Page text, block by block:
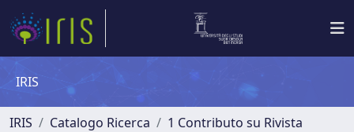
IRIS
IRIS Catalogo Ricerca
1 Contributo su Rivista